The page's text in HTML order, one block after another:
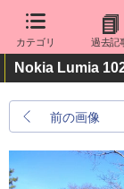
カテゴリ 過去記
Nokia Lumia
前の画像